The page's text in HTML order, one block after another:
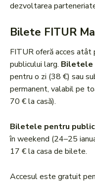
dezvoltarea
Bilete FITUR
FITUR oferă acces atât
publicului larg. Biletele
pentru o zi (38 €) sau
permanent, valabil pe
70 € la casă).
Biletele pentru
în weekend (24–25
17 € la casa de bilete.
Accesul este gratuit